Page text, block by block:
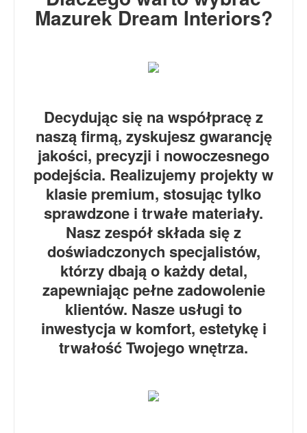
Mazurek Dream Interiors?
Decydując się na współpracę z
naszą firmą, zyskujesz gwarancję
jakości, precyzji i nowoczesnego
podejścia. Realizujemy projekty w
klasie premium, stosując tylko
sprawdzone i trwałe materiały.
Nasz zespół składa się z
doświadczonych specjalistów,
którzy dbają o każdy detal,
zapewniając pełne zadowolenie
klientów. Nasze usługi to
inwestycja w komfort, estetykę i
trwałość Twojego wnętrza.